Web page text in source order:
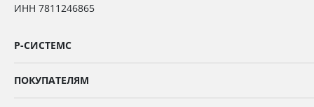
ИНН 7811246865
Р-СИСТЕМС
ПОКУПАТЕЛЯМ